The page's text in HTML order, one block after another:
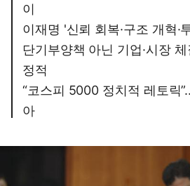
이
이재명 '신뢰 회복·구조 개혁·
단기부양책 아닌 기업·시장
정적
“코스피 5000 정치적 레토릭
아